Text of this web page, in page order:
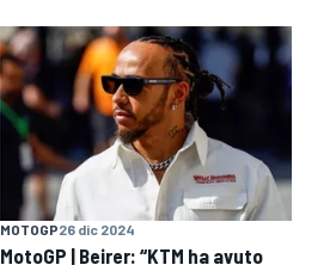
MOTOGP26 dic 2024
MotoGP | Beirer: “KTM ha avuto